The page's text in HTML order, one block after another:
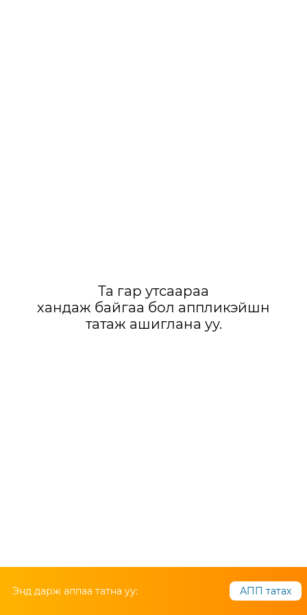
Та гар утсаараа
хандаж байгаа бол аппликэйшн
татаж ашиглана уу.
Энд дарж аппаа татна уу: АПП татах